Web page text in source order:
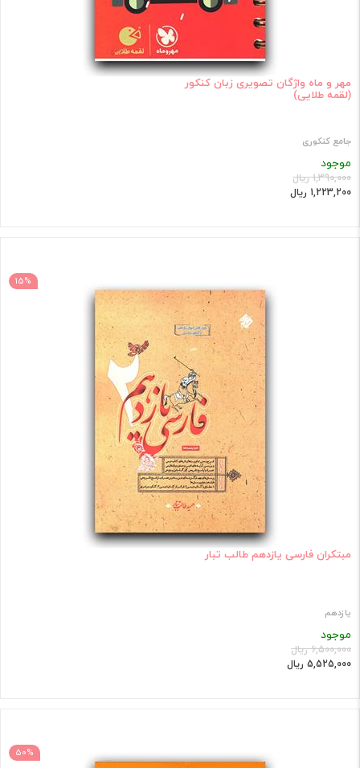
مهر و ماه واژگان تصویری زبان کنکور
(لقمه طلایی)
جامع کنکوری
موجود
1,390,000 ریال
1,223,200 ریال
15%
مبتکران فارسی یازدهم طالب تبار
یازدهم
موجود
6,500,000 ریال
5,525,000 ریال
50%